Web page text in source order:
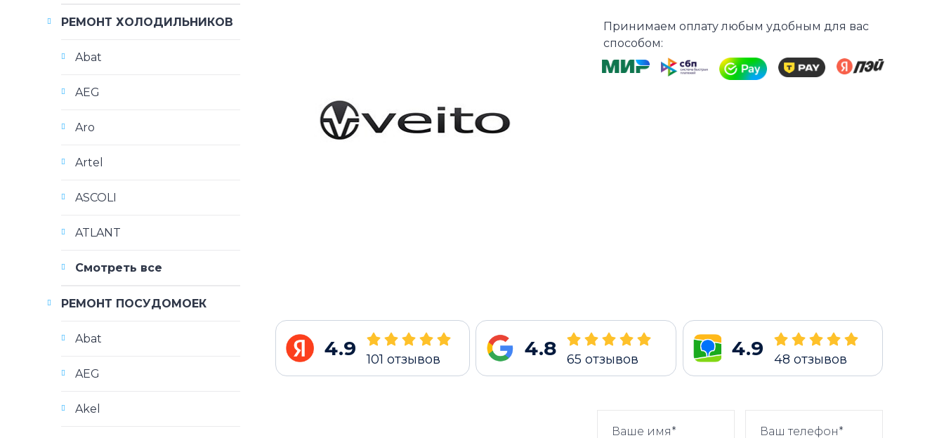
Принимаем оплату любым удобным для вас
способом:
4.9 101 отзывов 4.8 65 отзывов 4.9 48 отзывов
РЕМОНТ ХОЛОДИЛЬНИКОВ
Abat
AEG
Aro
Artel
ASCOLI
ATLANT
Смотреть все
РЕМОНТ ПОСУДОМОЕК
Abat
AEG
Akel